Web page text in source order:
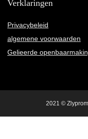
Verklaringen
Privacybeleid
algemene voorwaarden
Gelieerde
2021 ©